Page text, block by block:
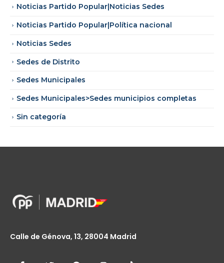
Noticias Partido Popular|Noticias Sedes
Noticias Partido Popular|Política nacional
Noticias Sedes
Sedes de Distrito
Sedes Municipales
Sedes Municipales>Sedes municipios completas
Sin categoría
Calle de Génova, 13, 28004 Madrid